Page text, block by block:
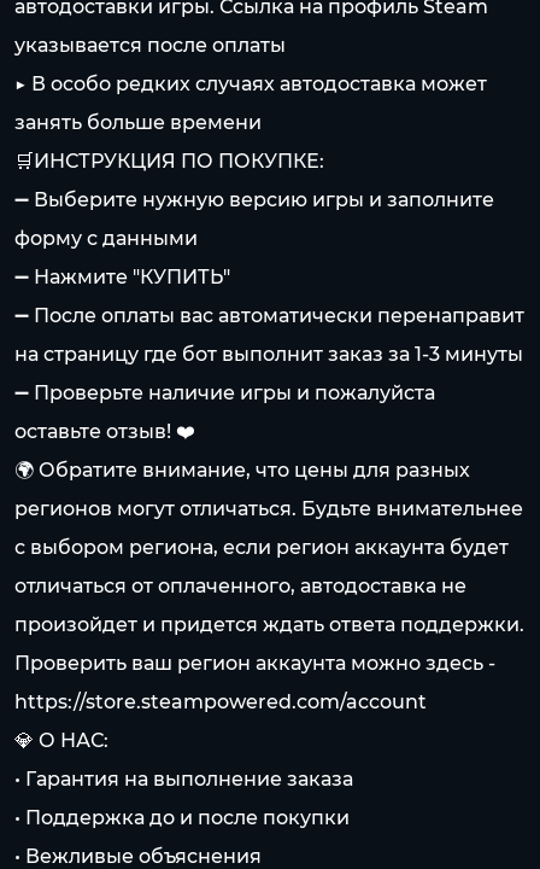
автодоставки игры. Ссылка на профиль Steam
указывается после оплаты
▶️ В особо редких случаях автодоставка может
занять больше времени
🛒ИНСТРУКЦИЯ ПО ПОКУПКЕ:
➖ Выберите нужную версию игры и заполните
форму с данными
➖ Нажмите "КУПИТЬ"
➖ После оплаты вас автоматически перенаправит
на страницу где бот выполнит заказ за 1-3 минуты
➖ Проверьте наличие игры и пожалуйста
оставьте отзыв! ❤️
🌍 Обратите внимание, что цены для разных
регионов могут отличаться. Будьте внимательнее
с выбором региона, если регион аккаунта будет
отличаться от оплаченного, автодоставка не
произойдет и придется ждать ответа поддержки.
Проверить ваш регион аккаунта можно здесь -
https://store.steampowered.com/account
💎 О НАС:
• Гарантия на выполнение заказа
• Поддержка до и после покупки
• Вежливые объяснения